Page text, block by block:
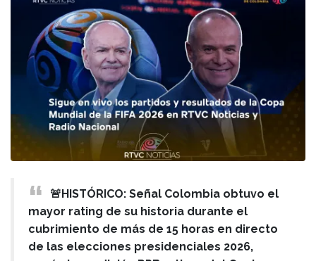
🚨HISTÓRICO: Señal Colombia obtuvo el
mayor rating de su historia durante el
cubrimiento de más de 15 horas en directo
de las elecciones presidenciales 2026,